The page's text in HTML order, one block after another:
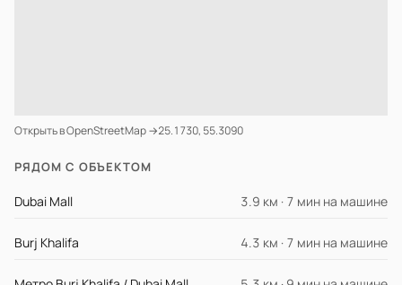
Открыть в OpenStreetMap →25.1730, 55.3090
РЯДОМ С ОБЪЕКТОМ
Dubai Mall 3.9 км · 7 мин на машине
Burj Khalifa 4.3 км · 7 мин на машине